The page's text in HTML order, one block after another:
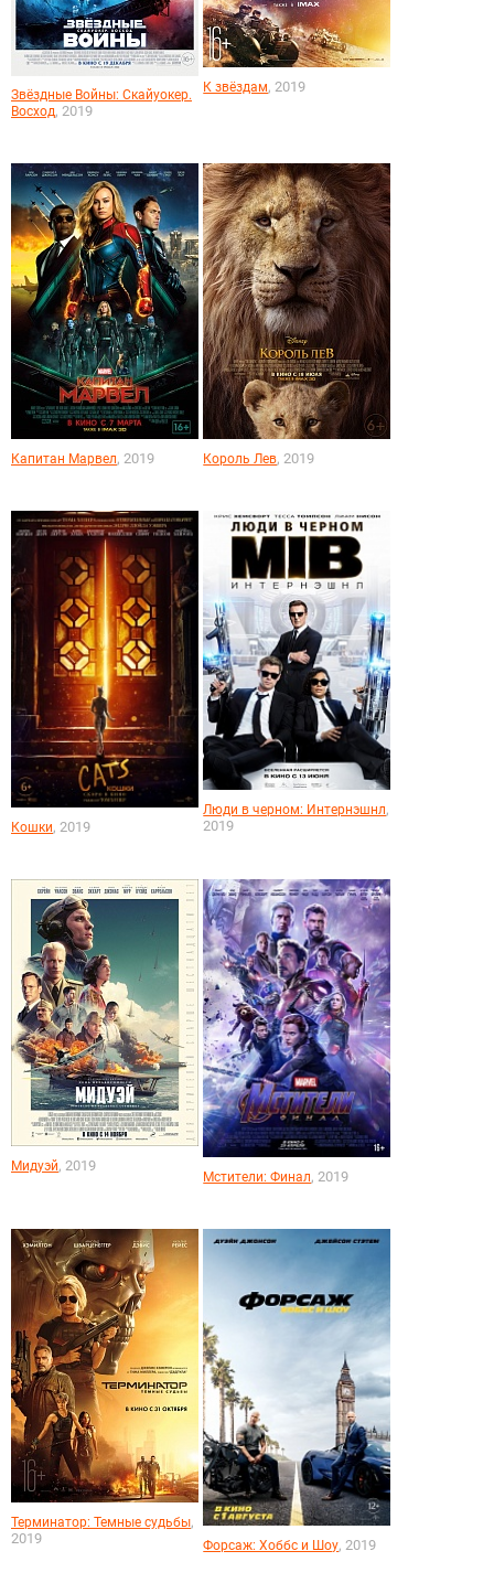
Звёздные Войны: Скайуокер.
Восход, 2019
К звёздам, 2019
Капитан Марвел, 2019 Король Лев, 2019
Кошки, 2019
Люди в черном: Интернэшнл,
2019
Мидуэй, 2019
Мстители: Финал, 2019
Терминатор: Темные судьбы,
2019
Форсаж: Хоббс и Шоу, 2019